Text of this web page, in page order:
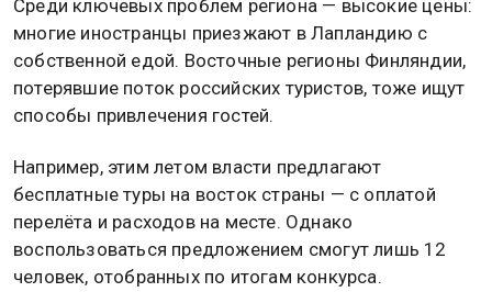
Среди ключевых проблем региона — высокие цены:
многие иностранцы приезжают в Лапландию с
собственной едой. Восточные регионы Финляндии,
потерявшие поток российских туристов, тоже ищут
способы привлечения гостей.
Например, этим летом власти предлагают
бесплатные туры на восток страны — с оплатой
перелёта и расходов на месте. Однако
воспользоваться предложением смогут лишь 12
человек, отобранных по итогам конкурса.